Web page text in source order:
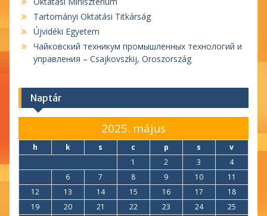
Tartományi Oktatási Titkárság
Újvidéki Egyetem
Чайковский техникум промышленных технологий и
управления – Csajkovszkij, Oroszország
Naptár
2025. május
h k s c p s v
1 2 3
4
6 7 8 9 10
11
12
13 14 15 16 17
18
19
20 21 22 23 24
25